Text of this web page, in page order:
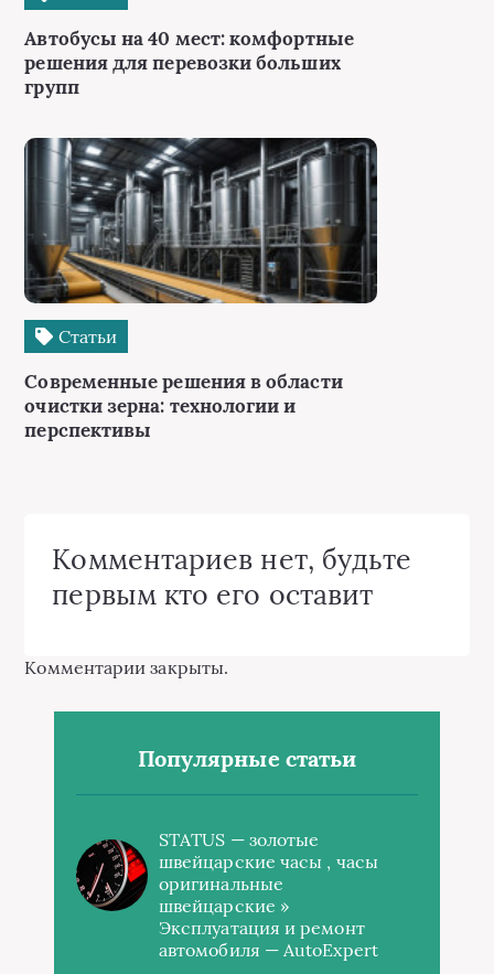
Автобусы на 40 мест: комфортные
решения для перевозки больших
групп
Статьи
Современные решения в области
очистки зерна: технологии и
перспективы
Комментариев нет, будьте
первым кто его оставит
Комментарии закрыты.
Популярные статьи
STATUS — золотые
швейцарские часы , часы
оригинальные
швейцарские »
Эксплуатация и ремонт
автомобиля — AutoExpert